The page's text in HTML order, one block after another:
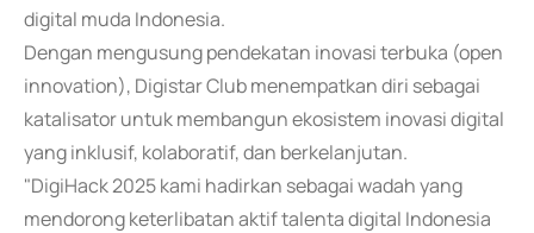
digital muda Indonesia.
Dengan mengusung pendekatan inovasi terbuka (open
innovation), Digistar Club menempatkan diri sebagai
katalisator untuk membangun ekosistem inovasi digital
yang inklusif, kolaboratif, dan berkelanjutan.
"DigiHack 2025 kami hadirkan sebagai wadah yang
mendorong keterlibatan aktif talenta digital Indonesia